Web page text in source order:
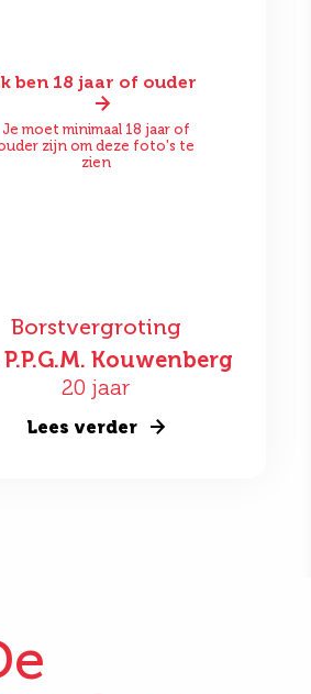
ben 18 jaar of ouder
Je moet minimaal 18 jaar of
zijn om deze foto's te
zien
Voor Na
Borstvergroting
P.P.G.M. Kouwenberg
20 jaar
Lees verder